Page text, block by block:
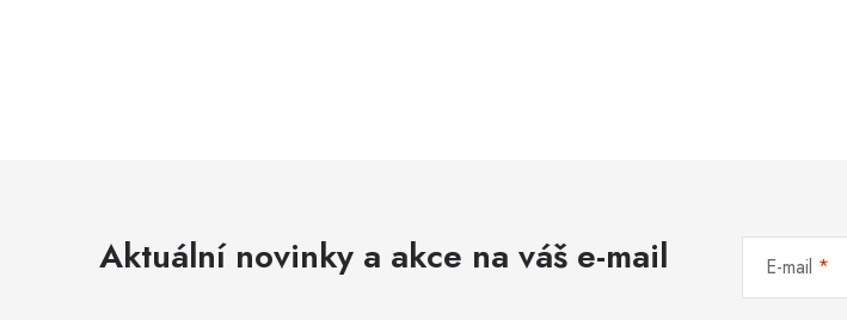
Aktuální novinky a akce na váš e-mail E-mail